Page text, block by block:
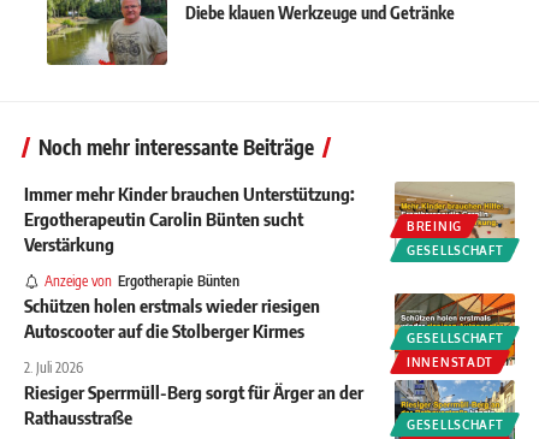
Diebe klauen Werkzeuge und Getränke
Noch mehr interessante Beiträge
BREINIG
GESELLSCHAFT
Immer mehr Kinder brauchen Unterstützung:
Ergotherapeutin Carolin Bünten sucht
Verstärkung
Anzeige von Ergotherapie Bünten
GESELLSCHAFT
INNENSTADT
Schützen holen erstmals wieder riesigen
Autoscooter auf die Stolberger Kirmes
2. Juli 2026
GESELLSCHAFT
Riesiger Sperrmüll-Berg sorgt für Ärger an der
Rathausstraße